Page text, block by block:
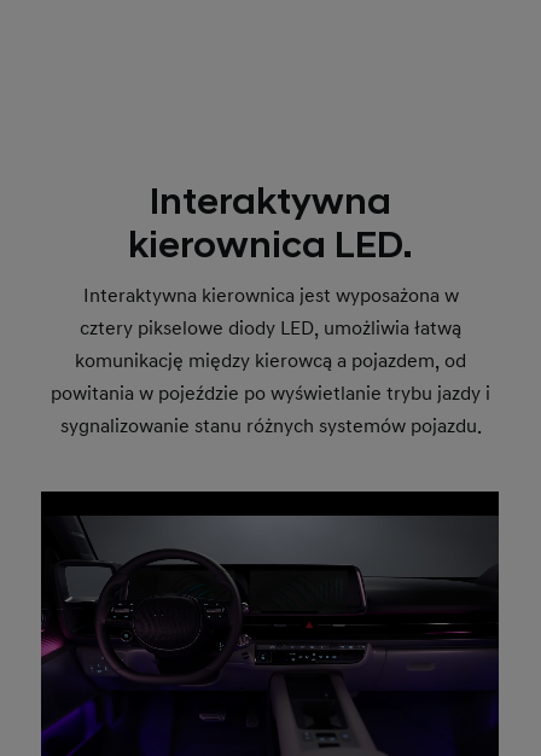
Interaktywna
kierownica LED.
Interaktywna kierownica jest wyposażona w
cztery pikselowe diody LED, umożliwia łatwą
komunikację między kierowcą a pojazdem, od
powitania w pojeździe po wyświetlanie trybu jazdy i
sygnalizowanie stanu różnych systemów pojazdu.